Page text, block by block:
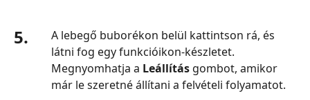
5.
A lebegő buborékon belül kattintson rá, és
látni fog egy funkcióikon‑készletet.
Megnyomhatja a Leállítás gombot, amikor
már le szeretné állítani a felvételi folyamatot.